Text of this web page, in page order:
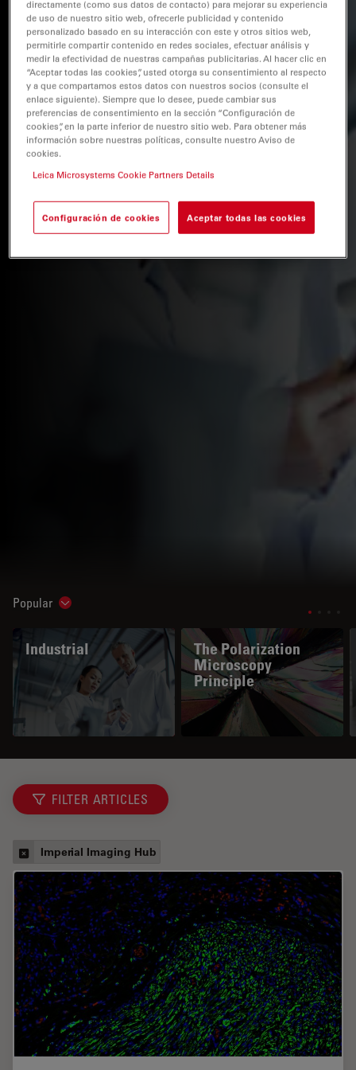
Popular Show subnavigation
Industrial
The Polarization
Microscopy
Principle
FILTER ARTICLES
Imperial Imaging Hub
directamente (como sus datos de contacto) para mejorar su experiencia
de uso de nuestro sitio web, ofrecerle publicidad y contenido
personalizado basado en su interacción con este y otros sitios web,
permitirle compartir contenido en redes sociales, efectuar análisis y
medir la efectividad de nuestras campañas publicitarias. Al hacer clic en
“Aceptar todas las cookies”, usted otorga su consentimiento al respecto
y a que compartamos estos datos con nuestros socios (consulte el
enlace siguiente). Siempre que lo desee, puede cambiar sus
preferencias de consentimiento en la sección “Configuración de
cookies”, en la parte inferior de nuestro sitio web. Para obtener más
información sobre nuestras políticas, consulte nuestro Aviso de
cookies.
Leica Microsystems Cookie Partners Details
Configuración de cookies Aceptar todas las cookies